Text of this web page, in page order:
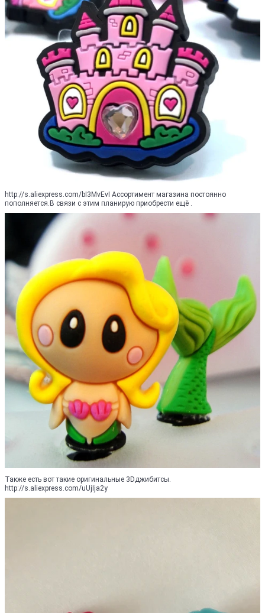
http://s.aliexpress.com/bI3MvEvI Ассортимент магазинa постоянно
пополняется.В связи с этим планирую приобрести ещё .
Также есть вот такие оригинальные 3Dджибитсы.
http://s.aliexpress.com/uUjIja2y